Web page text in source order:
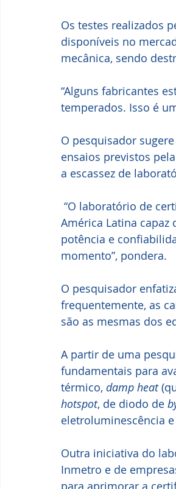
Os testes realizados
disponíveis no
mecânica, sendo
“Alguns fabricantes
temperados. Isso é
O pesquisador
ensaios previstos
a escassez de
América Latina
potência e
momento”, pondera.
O pesquisador
frequentemente, as
são as mesmas dos
A partir de uma
fundamentais para
térmico, damp heat
hotspot, de diodo de
eletroluminescência
Outra iniciativa do
Inmetro e de
para aprimorar a